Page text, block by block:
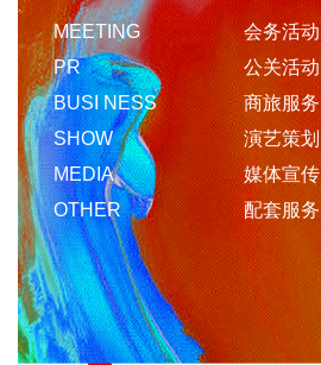
MEETING
会务活动
PR
公关活动
BUSI NESS
商旅服务
SHOW
演艺策划
MEDIA
媒体宣传
OTHER
配套服务